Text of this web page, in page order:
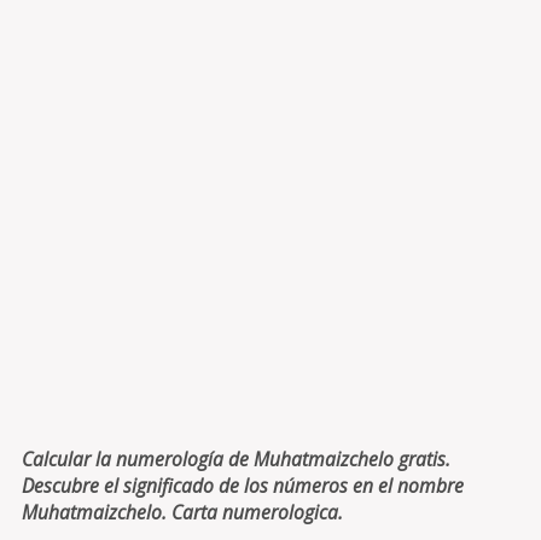
Calcular la numerología de Muhatmaizchelo gratis.
Descubre el significado de los números en el nombre
Muhatmaizchelo. Carta numerologica.